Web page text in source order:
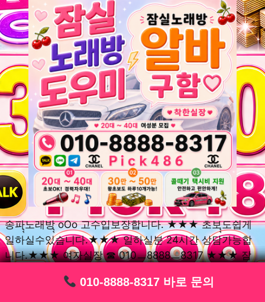
010-8888-8317 바로 문의
010-8888-8317 바로 문의
010-8888-8317 바로 문의
010-8888-8317 바로 문의
010-8888-8317 바로 문의
010-8888-8317 바로 문의
송파ุุ노래방ุุ oOo 고수입보장합니다. ★★★ 초보ุุ도쉽게
일하실수있습니다.★★★ 일하실분 24시간 상담가능합
니다.★★★ 여자실장 ☎ 010ㅡ8888ㅡ8317 ★★★ 잠
세요. 여성ㅣุุ알바ุุㅣ여기 신천동ุุ노래방ุุ ◞✿ 풍납동ุุ노래방ุุ
010-8888-8317 바로 문의
010-8888-8317 바로 문의
010-8888-8317 바로 문의